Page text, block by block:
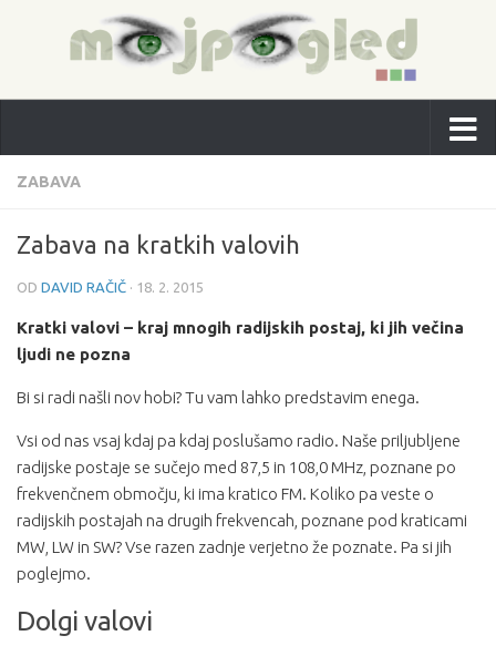
ZABAVA
Zabava na kratkih valovih
OD DAVID RAČIČ · 18. 2. 2015
Kratki valovi – kraj mnogih radijskih postaj, ki jih večina
ljudi ne pozna
Bi si radi našli nov hobi? Tu vam lahko predstavim enega.
Vsi od nas vsaj kdaj pa kdaj poslušamo radio. Naše priljubljene
radijske postaje se sučejo med 87,5 in 108,0 MHz, poznane po
frekvenčnem območju, ki ima kratico FM. Koliko pa veste o
radijskih postajah na drugih frekvencah, poznane pod kraticami
MW, LW in SW? Vse razen zadnje verjetno že poznate. Pa si jih
poglejmo.
Dolgi valovi